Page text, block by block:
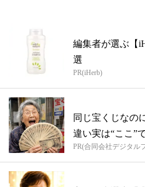
編集者が選ぶ【
選
PR(iHerb)
同じ宝くじなの
違い実は“ここ”
PR(合同会社デジタル